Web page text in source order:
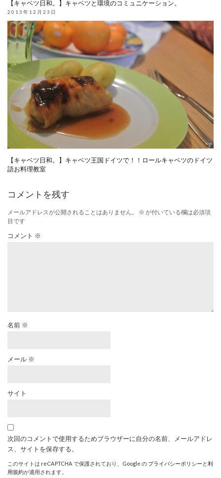
【キャベツ日和。】キャベツと環境のコミュニケーション。
2013年12月23日
【キャベツ日和。】キャベツ王国ドイツで！！ロールキャベツのドイツ
語お料理教室
コメントを残す
メールアドレスが公開されることはありません。 ※ が付いている欄は必須項
目です
コメント ※
名前 ※
メール ※
サイト
次回のコメントで使用するためブラウザーに自分の名前、メールアドレ
ス、サイトを保存する。
このサイトは reCAPTCHA で保護されており、Google の プライバシーポリシー と利
用規約が適用されます。